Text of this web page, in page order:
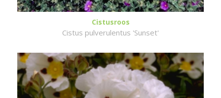
Cistusroos
Cistus pulverulentus 'Sunset'